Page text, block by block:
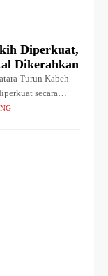
Diperkuat,
Dikerahkan
Turun Kabeh
secara
gabungan serta